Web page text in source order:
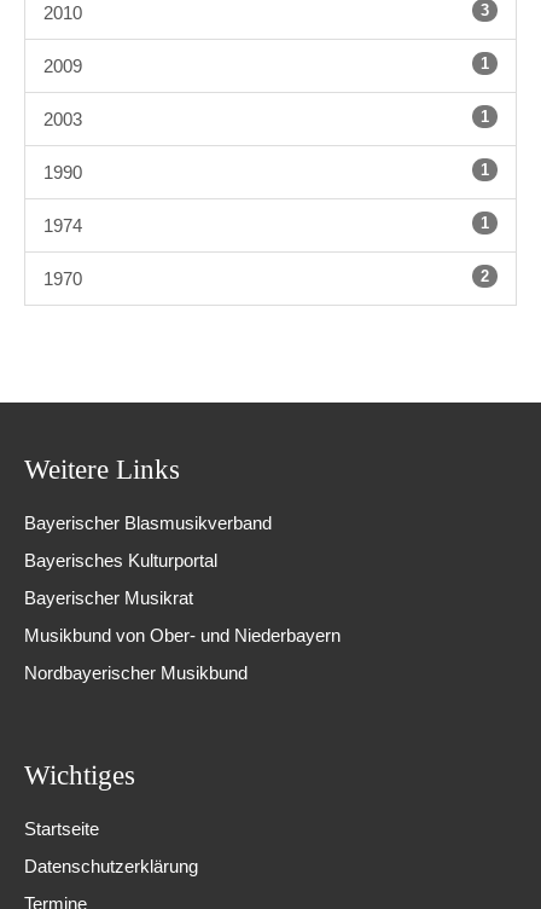
2010 3
2009 1
2003 1
1990 1
1974 1
1970 2
Weitere Links
Bayerischer Blasmusikverband
Bayerisches Kulturportal
Bayerischer Musikrat
Musikbund von Ober- und Niederbayern
Nordbayerischer Musikbund
Wichtiges
Startseite
Datenschutzerklärung
Termine